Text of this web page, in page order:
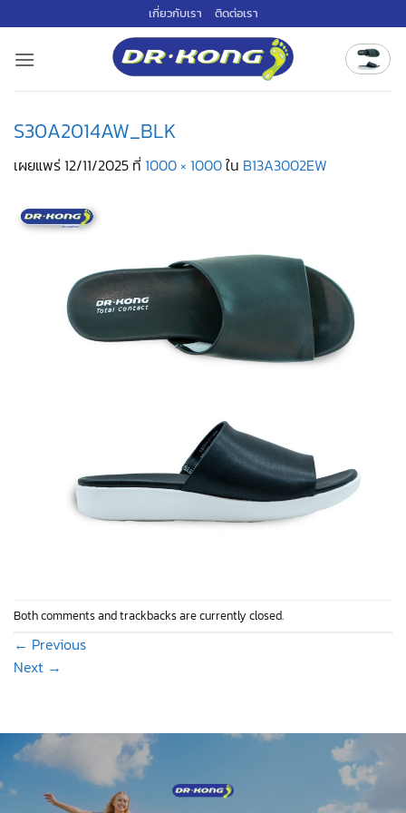
ไป
เกี่ยวกับเรา ติดต่อเรา
S30A2014AW_BLK
เผยแพร่12/11/2025 ที่ 1000 × 1000ใน B13A3002EW
Both comments and trackbacks are currently closed.
← Previous
Next →